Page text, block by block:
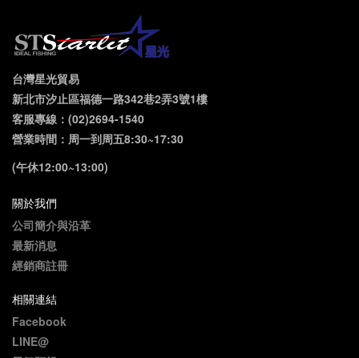
台灣星光貿易
新北市汐止區福德一路342巷2弄3號1樓
客服專線：(02)2694-1540
營業時間：周一到周五8:30~17:30
(午休12:00~13:00)
關於我們
公司簡介與沿革
最新消息
經銷商註冊
相關連結
Facebook
LINE@